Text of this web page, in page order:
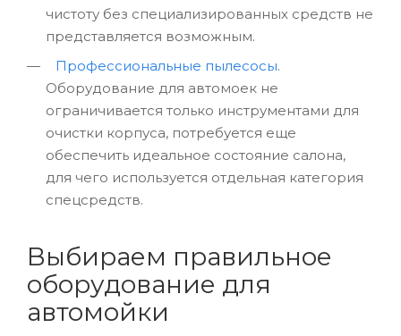
чистоту без специализированных средств не
представляется возможным.
Профессиональные пылесосы.
Оборудование для автомоек не
ограничивается только инструментами для
очистки корпуса, потребуется еще
обеспечить идеальное состояние салона,
для чего используется отдельная категория
спецсредств.
Выбираем правильное
оборудование для
автомойки